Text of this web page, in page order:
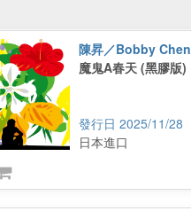
陳昇／Bobby Chen
魔鬼A春天 (黑膠版)
2025/11/28
日本進口